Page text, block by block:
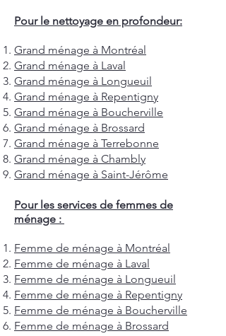
Pour le nettoyage en profondeur:
Grand ménage à Montréal
Grand ménage à Laval
Grand ménage à Longueuil
Grand ménage à Repentigny
Grand ménage à Boucherville
Grand ménage à Brossard
Grand ménage à Terrebonne
Grand ménage à Chambly
Grand ménage à Saint-Jérôme
Pour les services de femmes de
ménage :
Femme de ménage à Montréal
Femme de ménage à Laval
Femme de ménage à Longueuil
Femme de ménage à Repentigny
Femme de ménage à Boucherville
Femme de ménage à Brossard